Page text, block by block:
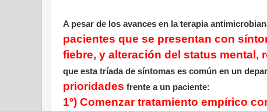
A pesar de los avances en la terapia
pacientes que se presentan con
fiebre, y alteración del status mental,
que esta tríada de síntomas es común en un
prioridades frente a un paciente:
1º) Comenzar tratamiento empírico